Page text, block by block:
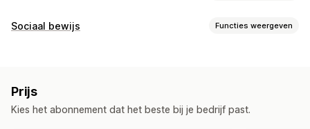
Videobeheer
Aanpassing
Sociaal bewijs Functies weergeven
Weergaveopties
Prijs
Kies het abonnement dat het beste bij je bedrijf past.